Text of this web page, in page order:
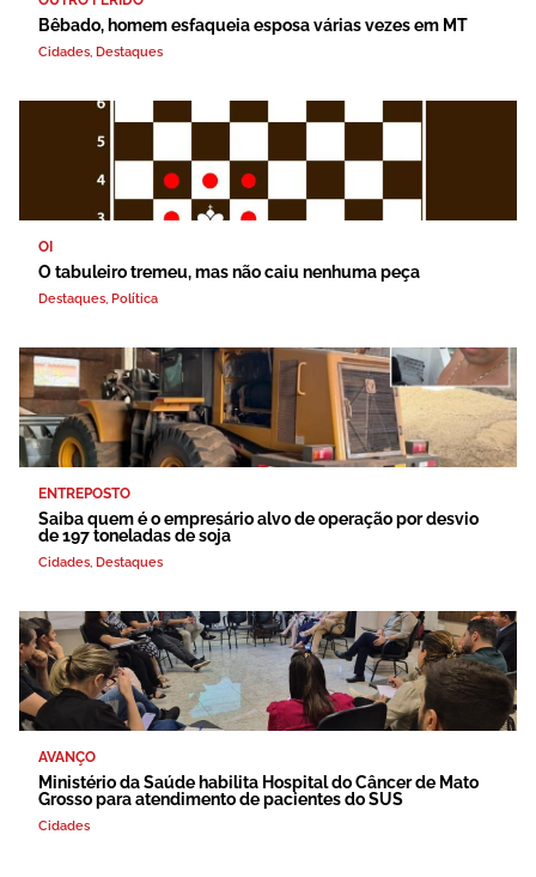
Bêbado, homem esfaqueia esposa várias vezes em MT
Cidades, Destaques
OI
O tabuleiro tremeu, mas não caiu nenhuma peça
Destaques, Política
ENTREPOSTO
Saiba quem é o empresário alvo de operação por desvio
de 197 toneladas de soja
Cidades, Destaques
AVANÇO
Ministério da Saúde habilita Hospital do Câncer de Mato
Grosso para atendimento de pacientes do SUS
Cidades